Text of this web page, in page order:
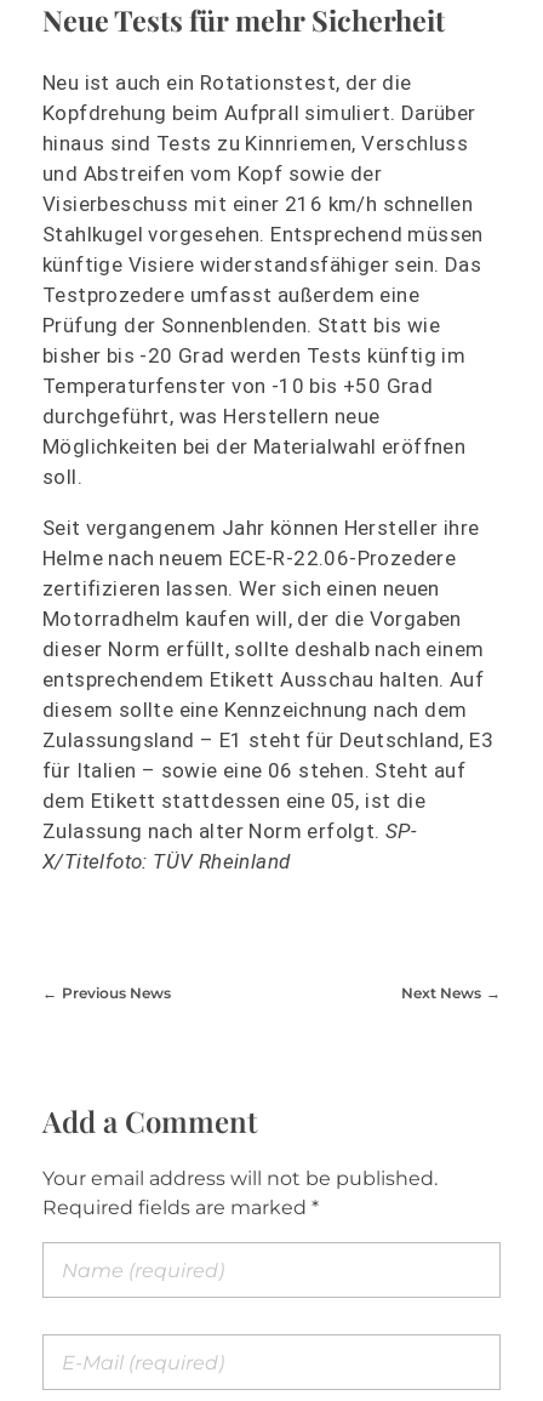
Neue Tests für mehr Sicherheit
Neu ist auch ein Rotationstest, der die
Kopfdrehung beim Aufprall simuliert. Darüber
hinaus sind Tests zu Kinnriemen, Verschluss
und Abstreifen vom Kopf sowie der
Visierbeschuss mit einer 216 km/h schnellen
Stahlkugel vorgesehen. Entsprechend müssen
künftige Visiere widerstandsfähiger sein. Das
Testprozedere umfasst außerdem eine
Prüfung der Sonnenblenden. Statt bis wie
bisher bis -20 Grad werden Tests künftig im
Temperaturfenster von -10 bis +50 Grad
durchgeführt, was Herstellern neue
Möglichkeiten bei der Materialwahl eröffnen
soll.
Seit vergangenem Jahr können Hersteller ihre
Helme nach neuem ECE-R-22.06-Prozedere
zertifizieren lassen. Wer sich einen neuen
Motorradhelm kaufen will, der die Vorgaben
dieser Norm erfüllt, sollte deshalb nach einem
entsprechendem Etikett Ausschau halten. Auf
diesem sollte eine Kennzeichnung nach dem
Zulassungsland – E1 steht für Deutschland, E3
für Italien – sowie eine 06 stehen. Steht auf
dem Etikett stattdessen eine 05, ist die
Zulassung nach alter Norm erfolgt. SP-
X/Titelfoto: TÜV Rheinland
Previous News Next News
Add a Comment
Your email address will not be published.
Required fields are marked *